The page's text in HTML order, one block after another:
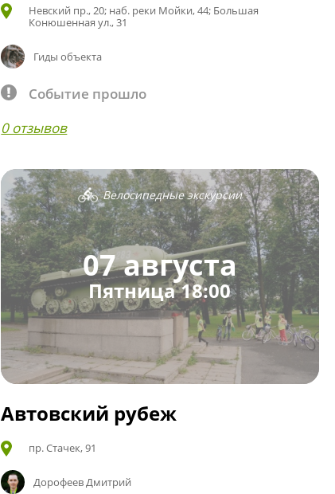
Невский пр., 20; наб. реки Мойки, 44; Большая
Конюшенная ул., 31
Гиды объекта
Событие прошло
0 отзывов
Велосипедные экскурсии
07 августа
Пятница 18:00
Автовский рубеж
пр. Стачек, 91
Дорофеев Дмитрий